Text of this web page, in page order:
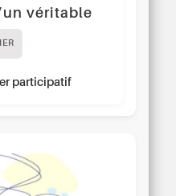
véritable
participatif